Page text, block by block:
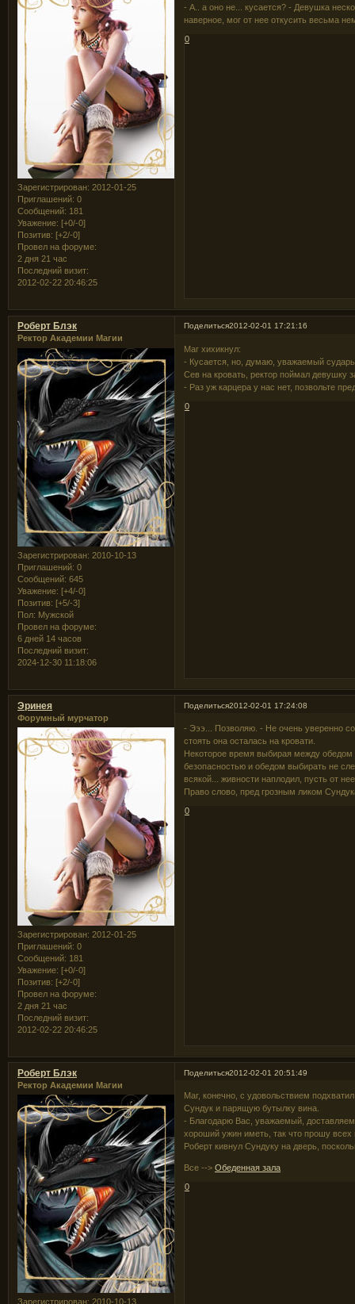
Зарегистрирован: 2012-01-25
Приглашений: 0
Сообщений: 181
Уважение: [+0/-0]
Позитив: [+2/-0]
Провел на форуме:
2 дня 21 час
Последний визит:
2012-02-22 20:46:25
- А.. а оно не... кусается? - Девушка
наверное, мог от нее откусить весьма
0
Поделиться2012-02-01 17:21:16
Роберт Блэк
Ректор Академии Магии
Зарегистрирован: 2010-10-13
Приглашений: 0
Сообщений: 645
Уважение: [+4/-0]
Позитив: [+5/-3]
Пол: Мужской
Провел на форуме:
6 дней 14 часов
Последний визит:
2024-12-30 11:18:06
Маг хихикнул:
- Кусается, но, думаю, уважаемый
Сев на кровать, ректор поймал девушку
- Раз уж карцера у нас нет, позвольте
0
Поделиться2012-02-01 17:24:08
Эринея
Форумный мурчатор
Зарегистрирован: 2012-01-25
Приглашений: 0
Сообщений: 181
Уважение: [+0/-0]
Позитив: [+2/-0]
Провел на форуме:
2 дня 21 час
Последний визит:
2012-02-22 20:46:25
- Эээ... Позволяю. - Не очень уверенно
стоять она осталась на кровати.
Некоторое время выбирая между
безопасностью и обедом выбирать не
всякой... живности наплодил, пусть от
Право слово, пред грозным ликом
0
Поделиться2012-02-01 20:51:49
Роберт Блэк
Ректор Академии Магии
Зарегистрирован: 2010-10-13
Маг, конечно, с удовольствием
Сундук и парящую бутылку вина.
- Благодарю Вас, уважаемый,
хороший ужин иметь, так что прошу всех
Роберт кивнул Сундуку на дверь,
Все -->Обеденная зала
0